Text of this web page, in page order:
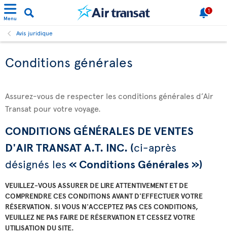
Menu
1
Avis juridique
Conditions générales
Assurez-vous de respecter les conditions générales d’Air
Transat pour votre voyage.
CONDITIONS GÉNÉRALES DE VENTES
D'AIR TRANSAT A.T. INC. (ci-après
désignés les « Conditions Générales »)
VEUILLEZ-VOUS ASSURER DE LIRE ATTENTIVEMENT ET DE
COMPRENDRE CES CONDITIONS AVANT D'EFFECTUER VOTRE
RÉSERVATION. SI VOUS N'ACCEPTEZ PAS CES CONDITIONS,
VEUILLEZ NE PAS FAIRE DE RÉSERVATION ET CESSEZ VOTRE
UTILISATION DU SITE.